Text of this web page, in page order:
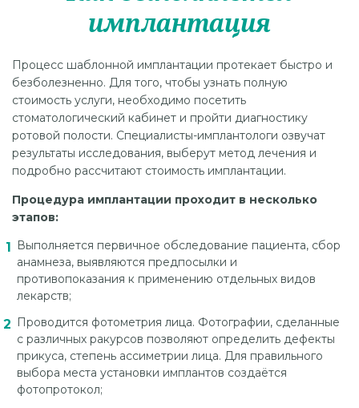
имплантация
Процесс шаблонной имплантации протекает быстро и
безболезненно. Для того, чтобы узнать полную
стоимость услуги, необходимо посетить
стоматологический кабинет и пройти диагностику
ротовой полости. Специалисты-имплантологи озвучат
результаты исследования, выберут метод лечения и
подробно рассчитают стоимость имплантации.
Процедура имплантации проходит в несколько
этапов:
Выполняется первичное обследование пациента, сбор
анамнеза, выявляются предпосылки и
противопоказания к применению отдельных видов
лекарств;
Проводится фотометрия лица. Фотографии, сделанные
с различных ракурсов позволяют определить дефекты
прикуса, степень ассиметрии лица. Для правильного
выбора места установки имплантов создаётся
фотопротокол;